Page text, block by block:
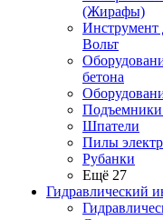
(Жирафы)
Инструмент
Вольт
бетона
Подъемники
Шпатели
Пилы
Рубанки
Ещё 27
Гидравлический